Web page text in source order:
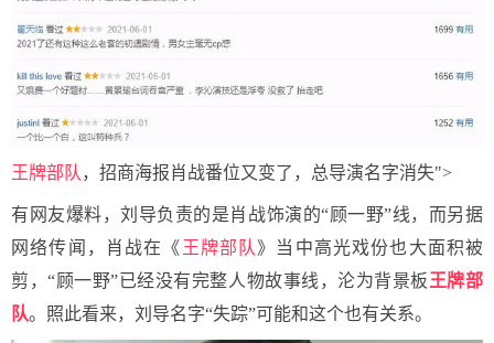
王牌部队 ，招商海报肖战番位又变了，总导演名字消失">
有网友爆料，刘导负责的是肖战饰演的“顾一野”线，而另据
网络传闻，肖战在《 王牌部队 》当中高光戏份也大面积被
剪，“顾一野”已经没有完整人物故事线，沦为背景板 王牌部
队。照此看来，刘导名字“失踪”可能和这个也有关系。